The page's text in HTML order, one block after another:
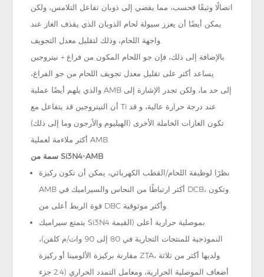
اتصالًا وثيقًا فحسب، مما يفضي إلى ذوبان تفاعل التلامس، ولكن
يمكن أيضًا أن يعزز سيولة لحام الذوبان الذي يقذف الغاز عند
بالإضافة إلى ذلك، فإن جو اللحام المكون من فراغ + نيتروجين
يساعد أكثر على تقليل معدل تجويف اللحام من جو الفراغ،
والذي يلهم أيضًا عملية AMB إلى حد ما، ولكن تجدر الإشارة إلى
أن النيتروجين قد يتفاعل مع Ti عند درجة حرارة عالية، و قد
تكون الغازات الخاملة الأخرى (الهيليوم والأرجون وما إلى ذلك)
أكثر ملاءمة لعملية AMB.
سمة من Si3N4-AMB
نظرًا لوظيفة اللحام/القطب الكهربائي، يمكن أن تكون ركيزة
AMB أكثر ارتباطًا من النحاس والسيراميك في DCB، وتكون
يتمتع سيراميك Si3N4 بموصلية حرارية أعلى (القيمة
النموذجية للمنتجات التجارية في 80 إلى 90 وات/م كلفن)،
مقارنة بركيزة الألومينا أو ركيزة ZTA، ولديها أكثر من ثلاثة
أضعاف الموصلية الحرارية، ومعامل التمدد الحراري (2.4 جزء